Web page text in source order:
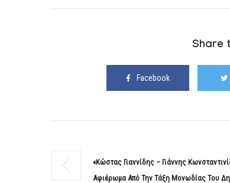
Share
Facebook
«Κώστας Γιαννίδης – Γιάννης
Αφιέρωμα Από Την Τάξη Μονωδίας Του